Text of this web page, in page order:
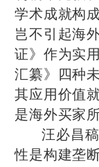
学术成就构
岂不引起海
证》作为实
汇纂》四种
其应用价值
是海外买家
汪必昌
性是构建垄